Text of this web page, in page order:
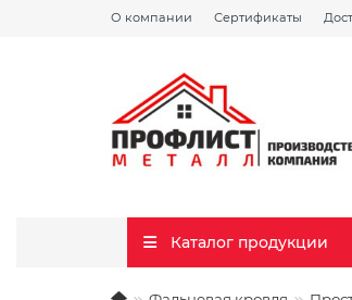
О компании Сертификаты
Каталог продукции